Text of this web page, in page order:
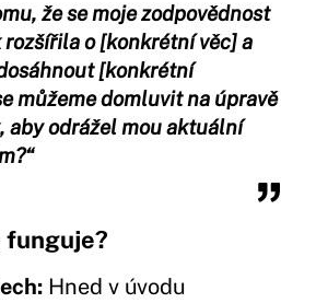
že se moje zodpovědnost
rozšířila o [konkrétní věc] a
[konkrétní
můžeme domluvit na úpravě
aby odrážel mou aktuální
funguje?
Hned v úvodu